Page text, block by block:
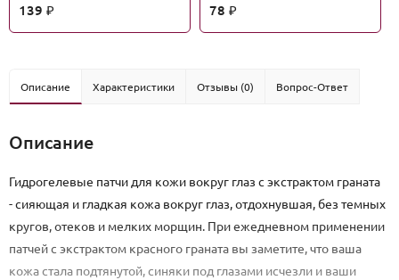
139 ₽ 78 ₽
Описание Характеристики Отзывы (0) Вопрос-Ответ
Описание
Гидрогелевые патчи для кожи вокруг глаз с экстрактом граната
- сияющая и гладкая кожа вокруг глаз, отдохнувшая, без темных
кругов, отеков и мелких морщин. При ежедневном применении
патчей с экстрактом красного граната вы заметите, что ваша
кожа стала подтянутой, синяки под глазами исчезли и ваши